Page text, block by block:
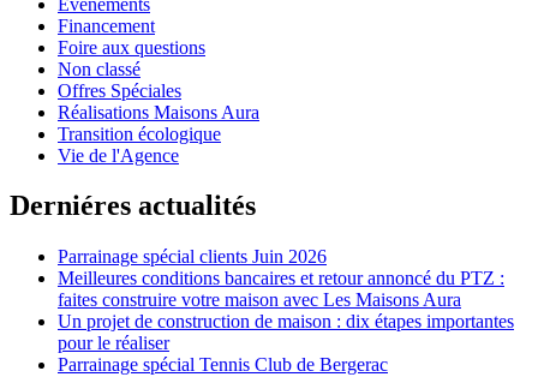
Financement
Foire aux questions
Non classé
Offres Spéciales
Réalisations Maisons Aura
Transition écologique
Vie de l'Agence
Derniéres actualités
Parrainage spécial clients Juin 2026
Meilleures conditions bancaires et retour annoncé du PTZ :
faites construire votre maison avec Les Maisons Aura
Un projet de construction de maison : dix étapes importantes
pour le réaliser
Parrainage spécial Tennis Club de Bergerac